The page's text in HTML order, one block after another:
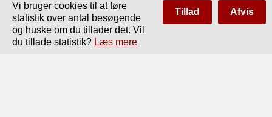
Vi bruger cookies til at føre
statistik over antal besøgende
og huske om du tillader det. Vil
du tillade statistik? Læs mere
Tillad Afvis